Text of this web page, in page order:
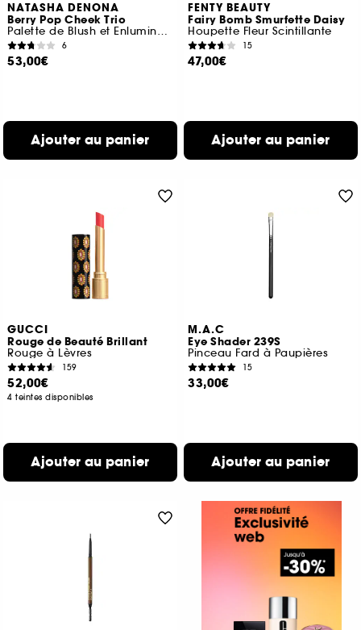
NATASHA DENONA
Berry Pop Cheek Trio
Palette de Blush et Enlumineurs
6
53,00€
Ajouter au panier
FENTY BEAUTY
Fairy Bomb Smurfette Daisy
Houpette Fleur Scintillante
15
47,00€
Ajouter au panier
GUCCI
Rouge de Beauté Brillant
Rouge à Lèvres
159
52,00€
4 teintes disponibles
Ajouter au panier
M.A.C
Eye Shader 239S
Pinceau Fard à Paupières
15
33,00€
Ajouter au panier